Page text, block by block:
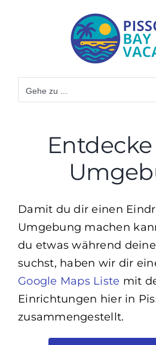
Gehe zu ...
Damit du dir einen
Umgebung machen
du etwas während
suchst, haben wir dir
Google Maps Liste mit
Einrichtungen hier in
zusammengestellt.